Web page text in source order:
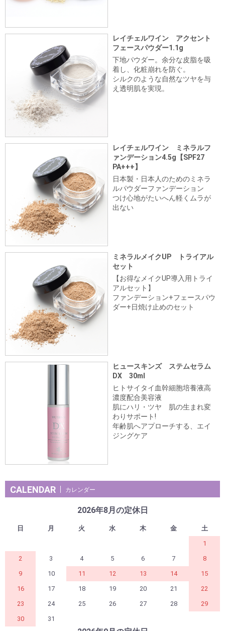
レイチェルワイン アクセント
フェースパウダー1.1g
下地パウダー。余分な皮脂を吸
着し、化粧崩れを防ぐ。
シルクのような自然なツヤを与
え透明肌を実現。
レイチェルワイン ミネラルフ
ァンデーション4.5g【SPF27
PA+++】
日本製・日本人のためのミネラ
ルパウダーファンデーション
つけ心地がたいへん軽くムラが
出ない
ミネラルメイクUP トライアル
セット
【お得なメイクUP導入用トライ
アルセット】
ファンデーション+フェースパウ
ダー+日焼け止めのセット
ヒュースキンズ ステムセラム
DX 30ml
ヒトサイタイ血幹細胞培養液高
濃度配合美容液
肌にハリ・ツヤ 肌の生まれ変
わりサポート!
年齢肌へアプローチする、エイ
ジングケア
CALENDAR カレンダー
2026年8月の定休日
日 月 火 水 木 金
土
1
2
3 4 5 6 7
8
9
10 11 12 13 14
15
16
17 18 19 20 21
22
23
24 25 26 27 28
29
30
31